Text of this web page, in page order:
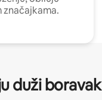
značajkama.
duži boravak